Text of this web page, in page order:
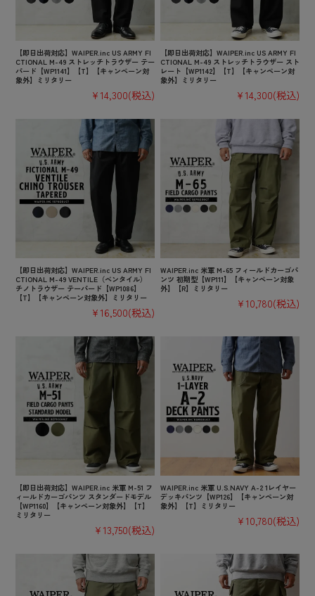
【即日出荷対応】WAIPER.inc US ARMY FI
CTIONAL M-49 ストレッチトラウザー テー
パード【WP1141】【T】【キャンペーン対
象外】ミリタリー
¥14,300(税込)
【即日出荷対応】WAIPER.inc US ARMY FI
CTIONAL M-49 ストレッチトラウザー スト
レート【WP1142】【T】【キャンペーン対
象外】ミリタリー
¥14,300(税込)
【即日出荷対応】WAIPER.inc US ARMY FI
CTIONAL M-49 VENTILE（ベンタイル）
チノトラウザー テーパード【WP1086】
【T】【キャンペーン対象外】ミリタリー
¥16,500(税込)
WAIPER.inc 米軍 M-65 フィールドカーゴパ
ンツ 初期型【WP111】【キャンペーン対象
外】【R】ミリタリー
¥10,780(税込)
【即日出荷対応】WAIPER.inc 米軍 M-51 フ
ィールドカーゴパンツ スタンダードモデル
【WP1160】【キャンペーン対象外】【T】
ミリタリー
¥13,750(税込)
WAIPER.inc 米軍 U.S.NAVY A-2 1レイヤー
デッキパンツ【WP126】【キャンペーン対
象外】【T】ミリタリー
¥10,780(税込)